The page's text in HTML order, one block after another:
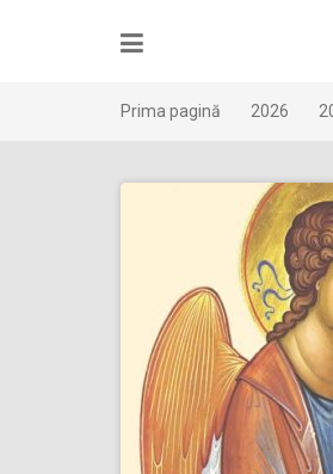
Prima pagină 2026